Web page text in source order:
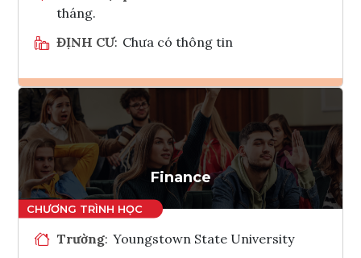
tháng.
ĐỊNH CƯ: Chưa có thông tin
Ghi danh
Tham vấn Interlink
Finance
Trường: Youngstown State University